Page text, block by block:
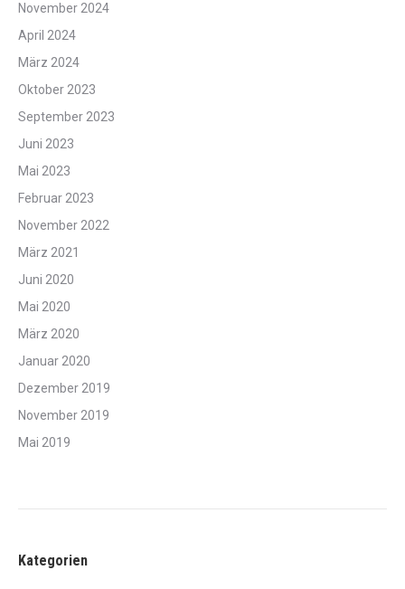
November 2024
April 2024
März 2024
Oktober 2023
September 2023
Juni 2023
Mai 2023
Februar 2023
November 2022
März 2021
Juni 2020
Mai 2020
März 2020
Januar 2020
Dezember 2019
November 2019
Mai 2019
Kategorien